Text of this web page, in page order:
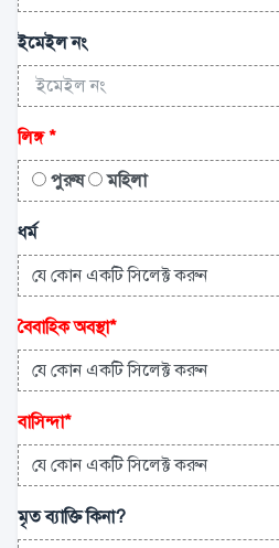
ইমেইল নং
লিঙ্গ*
পুরুষ
মহিলা
ধর্ম
যে কোন একটি সিলেক্ট করুন
বৈবাহিক অবস্থা*
যে কোন একটি সিলেক্ট করুন
বাসিন্দা*
যে কোন একটি সিলেক্ট করুন
মৃত ব্যাক্তি কিনা?